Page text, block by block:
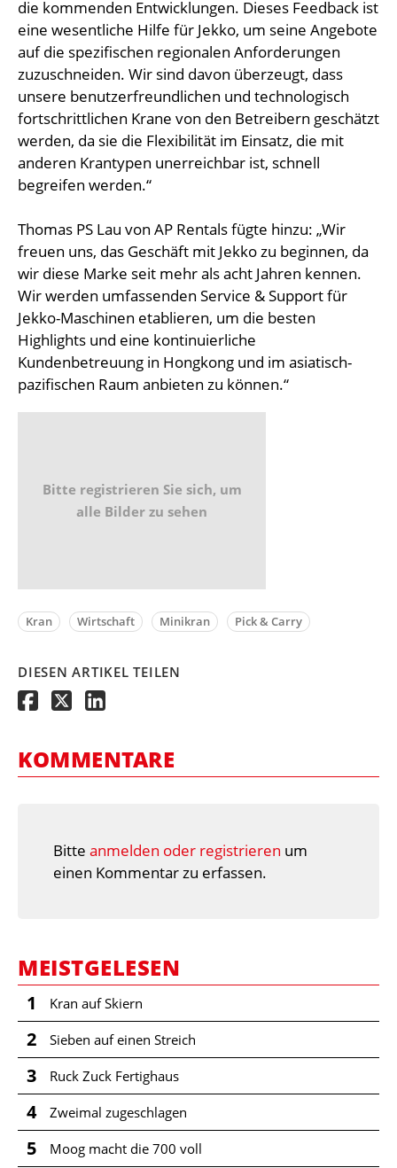
die kommenden Entwicklungen. Dieses Feedback ist
eine wesentliche Hilfe für Jekko, um seine Angebote
auf die spezifischen regionalen Anforderungen
zuzuschneiden. Wir sind davon überzeugt, dass
unsere benutzerfreundlichen und technologisch
fortschrittlichen Krane von den Betreibern geschätzt
werden, da sie die Flexibilität im Einsatz, die mit
anderen Krantypen unerreichbar ist, schnell
begreifen werden.“
Thomas PS Lau von AP Rentals fügte hinzu: „Wir
freuen uns, das Geschäft mit Jekko zu beginnen, da
wir diese Marke seit mehr als acht Jahren kennen.
Wir werden umfassenden Service & Support für
Jekko-Maschinen etablieren, um die besten
Highlights und eine kontinuierliche
Kundenbetreuung in Hongkong und im asiatisch-
pazifischen Raum anbieten zu können.“
Bitte registrieren Sie sich, um
alle Bilder zu sehen
Kran Wirtschaft Minikran Pick & Carry
DIESEN ARTIKEL TEILEN
KOMMENTARE
Bitte anmelden oder registrieren um
einen Kommentar zu erfassen.
MEISTGELESEN
1 Kran auf Skiern
2 Sieben auf einen Streich
3 Ruck Zuck Fertighaus
4 Zweimal zugeschlagen
5 Moog macht die 700 voll